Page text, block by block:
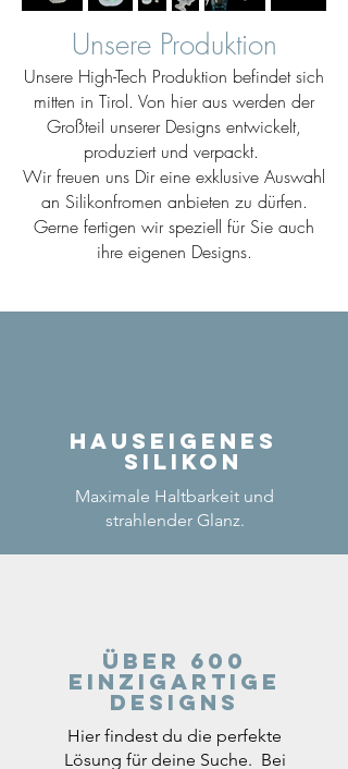
Unsere Produktion
Unsere High-Tech Produktion befindet sich
mitten in Tirol. Von hier aus werden der
Großteil unserer Designs entwickelt,
produziert und verpackt.
Wir freuen uns Dir eine exklusive Auswahl
an Silikonfromen anbieten zu dürfen.
Gerne fertigen wir speziell für Sie auch
ihre eigenen Designs.
Hauseigenes
Silikon
Maximale Haltbarkeit und
strahlender Glanz.
Über 600
einzigartige
Designs
Hier findest du die perfekte
Lösung für deine Suche. Bei